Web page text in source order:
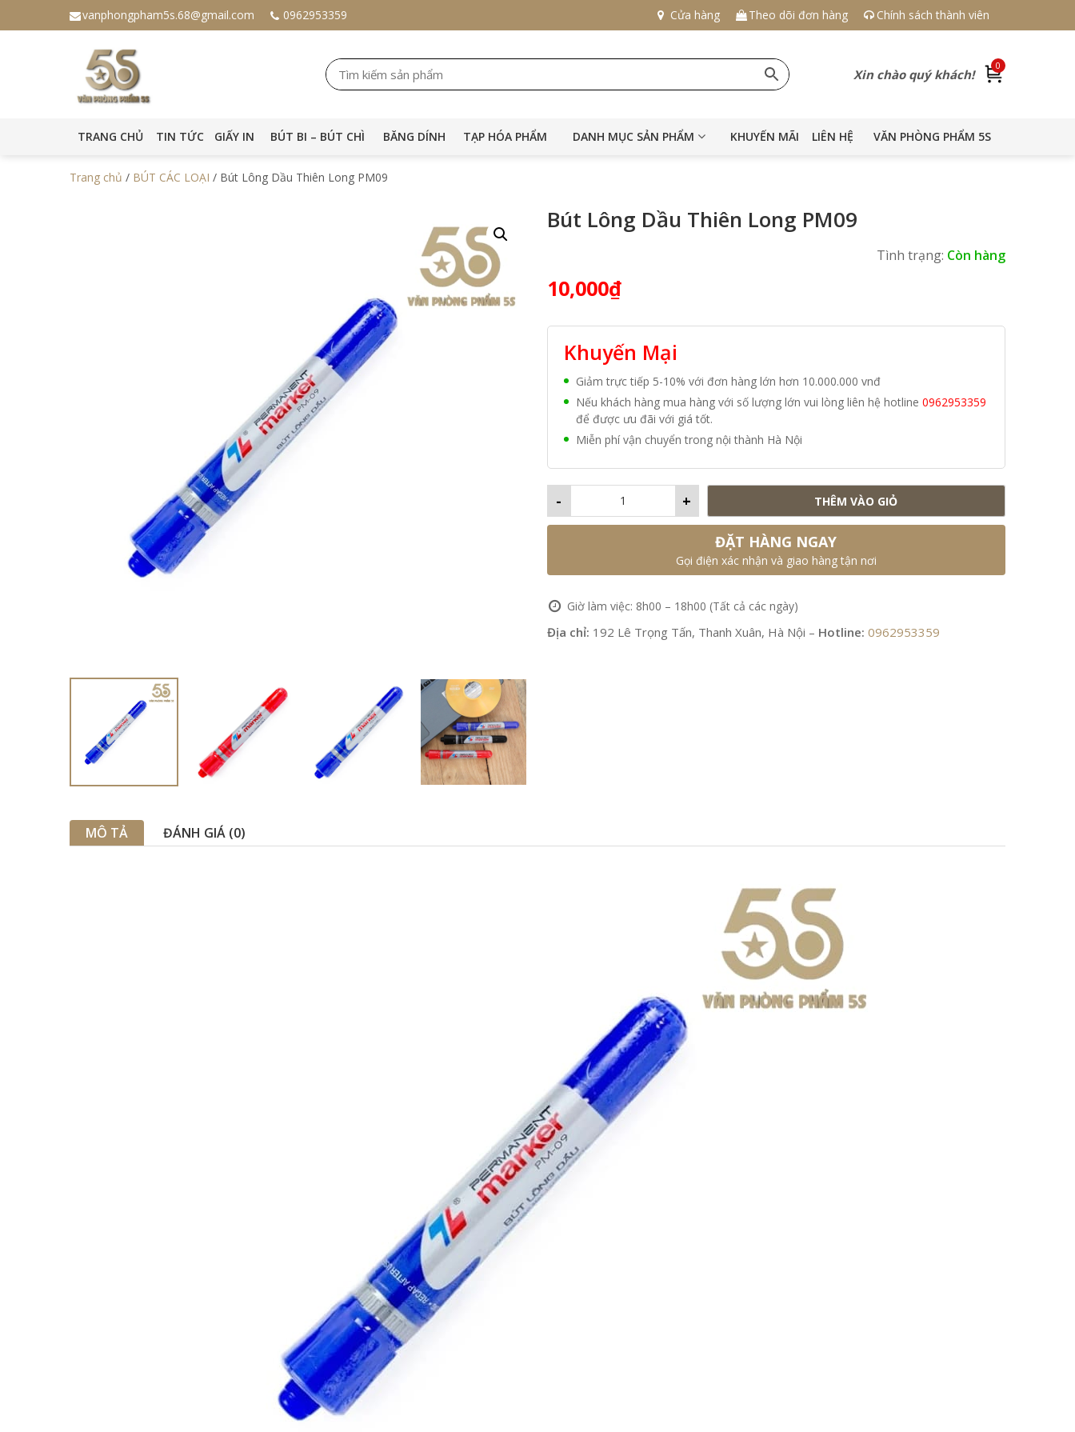
vanphongpham5s.68@gmail.com 0962953359 Cửa hàng Theo dõi đơn hàng Chính sách thành viên
Xin chào quý khách!
0
TRANG CHỦ TIN TỨC GIẤY IN BÚT BI – BÚT CHÌ BĂNG DÍNH TẠP HÓA PHẨM DANH MỤC SẢN PHẨM KHUYẾN MÃI LIÊN HỆ VĂN PHÒNG PHẨM 5S
Trang chủ / BÚT CÁC LOẠI / Bút Lông Dầu Thiên Long PM09
Bút Lông Dầu Thiên Long PM09
Tình trạng: Còn hàng
10,000₫
Khuyến Mại
Giảm trực tiếp 5-10% với đơn hàng lớn hơn 10.000.000 vnđ
Nếu khách hàng mua hàng với số lượng lớn vui lòng liên hệ hotline 0962953359
để được ưu đãi với giá tốt.
Miễn phí vận chuyển trong nội thành Hà Nội
+
- THÊM VÀO GIỎ
ĐẶT HÀNG NGAY
Gọi điện xác nhận và giao hàng tận nơi
Giờ làm việc: 8h00 – 18h00 (Tất cả các ngày)
Địa chỉ: 192 Lê Trọng Tấn, Thanh Xuân, Hà Nội – Hotline: 0962953359
MÔ TẢ ĐÁNH GIÁ (0)